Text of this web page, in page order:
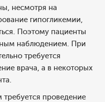
несмотря на
гипогликемии,
Поэтому пациенты
наблюдением. При
требуется
врача, а в некоторых
проведение